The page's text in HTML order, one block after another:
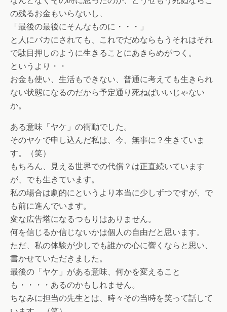
の残るお金もいらないし、
「最後の最後にそんなものに・・・」
と人にバカにされても、これでだめならもうそれはそれ
で駄目押しのように生きることにあきらめがつく。
というより・・
お金も使い、生活もできない、普通に考えても生きられ
ない状態になるのだから予定通り死ねばいいじゃない
か。
ある意味「ヤケ」の衝動でした。
そのヤケで申し込んだ私は、今、無事に？生きていま
す。（笑）
もちろん、見える世界での代償？は正直続いています
が、でも生きています。
私の場合は劇的にというより本当に少しずつですが、で
も前に進んでいます。
変な広告塔になるつもりはありません。
何を信じるか信じないかは個人の自由だと思います。
ただ、私の体験が少しでも誰かの心に響くならと思い、
書かせていただきました。
最後の「ヤケ」がある意味、何かを変えること
も・・・・あるのかもしれません。
ちなみに担当の先生とは、時々その当時を笑って話して